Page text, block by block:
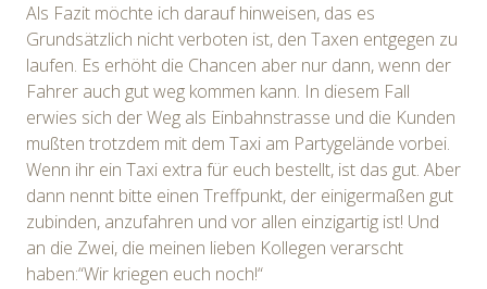
Als Fazit möchte ich darauf hinweisen, das es
Grundsätzlich nicht verboten ist, den Taxen entgegen zu
laufen. Es erhöht die Chancen aber nur dann, wenn der
Fahrer auch gut weg kommen kann. In diesem Fall
erwies sich der Weg als Einbahnstrasse und die Kunden
mußten trotzdem mit dem Taxi am Partygelände vorbei.
Wenn ihr ein Taxi extra für euch bestellt, ist das gut. Aber
dann nennt bitte einen Treffpunkt, der einigermaßen gut
zubinden, anzufahren und vor allen einzigartig ist! Und
an die Zwei, die meinen lieben Kollegen verarscht
haben:“Wir kriegen euch noch!“